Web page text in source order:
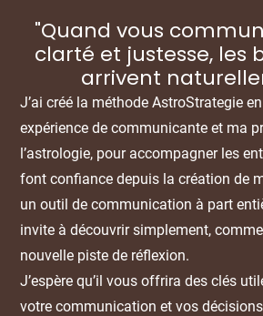
"Quand vous
clarté et justesse, les
arrivent
J’ai créé la méthode AstroStrategie
expérience de communicante et ma
l’astrologie, pour accompagner les
font confiance depuis la création de
un outil de communication à part
invite à découvrir simplement,
nouvelle piste de réflexion.
J’espère qu’il vous offrira des clés
votre communication et vos